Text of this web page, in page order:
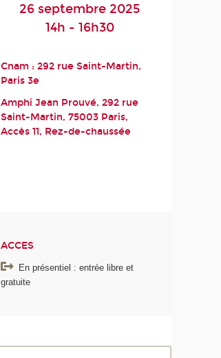
26 septembre 2025
14h - 16h30
Cnam : 292 rue Saint-Martin,
Paris 3e
Amphi Jean Prouvé, 292 rue
Saint-Martin, 75003 Paris,
Accès 11, Rez-de-chaussée
ACCES
En présentiel : entrée libre et
gratuite